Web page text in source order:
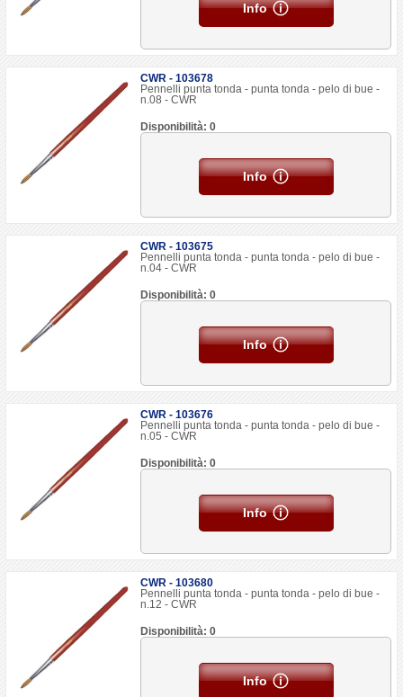
Info
CWR - 103678
Pennelli punta tonda - punta tonda - pelo di bue -
n.08 - CWR
Disponibilità: 0
Info
CWR - 103675
Pennelli punta tonda - punta tonda - pelo di bue -
n.04 - CWR
Disponibilità: 0
Info
CWR - 103676
Pennelli punta tonda - punta tonda - pelo di bue -
n.05 - CWR
Disponibilità: 0
Info
CWR - 103680
Pennelli punta tonda - punta tonda - pelo di bue -
n.12 - CWR
Disponibilità: 0
Info